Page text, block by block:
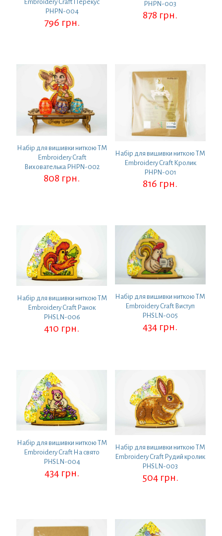
Embroidery Craft Перекус
PHPN-004
796 грн.
PHPN-003
878 грн.
Набір для вишивки ниткою ТМ
Embroidery Craft
Вихователька PHPN-002
808 грн.
Набір для вишивки ниткою ТМ
Embroidery Craft Кролик
PHPN-001
816 грн.
Набір для вишивки ниткою ТМ
Embroidery Craft Ранок
PHSLN-006
410 грн.
Набір для вишивки ниткою ТМ
Embroidery Craft Виступ
PHSLN-005
434 грн.
Набір для вишивки ниткою ТМ
Embroidery Craft На свято
PHSLN-004
434 грн.
Набір для вишивки ниткою ТМ
Embroidery Craft Рудий кролик
PHSLN-003
504 грн.